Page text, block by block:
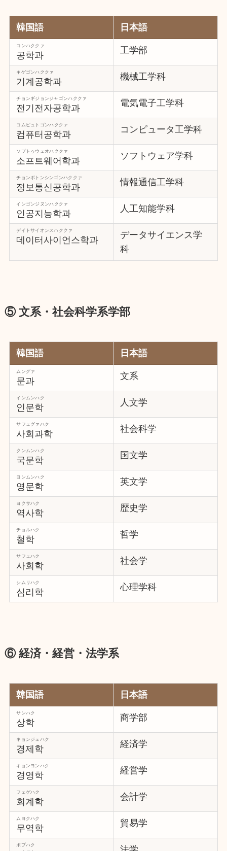
韓国語 日本語
공학과
コンハククァ 工学部
기계공학과
キゲゴンハククァ 機械工学科
전기전자공학과
チョンギジョンジャゴンハククァ 電気電子工学科
컴퓨터공학과
コムピュトゴンハククァ コンピュータ工学科
소프트웨어학과
ソプトゥウェオハククァ ソフトウェア学科
정보통신공학과
チョンボトンシンゴンハククァ 情報通信工学科
인공지능학과
インゴンジヌンハククァ 人工知能学科
데이터사이언스학과
デイトサイオンスハククァ
データサイエンス学
科
⑤ 文系・社会科学系学部
韓国語 日本語
문과
ムングァ 文系
인문학
インムンハク 人文学
사회과학
サフェグァハク 社会科学
국문학
クンムンハク 国文学
영문학
ヨンムンハク 英文学
역사학
ヨクサハク 歴史学
철학
チョルハク 哲学
사회학
サフェハク 社会学
심리학
シムリハク 心理学科
⑥ 経済・経営・法学系
韓国語 日本語
상학
サンハク 商学部
경제학
キョンジェハク 経済学
경영학
キョンヨンハク 経営学
회계학
フェゲハク 会計学
무역학
ムヨクハク 貿易学
ポプハク